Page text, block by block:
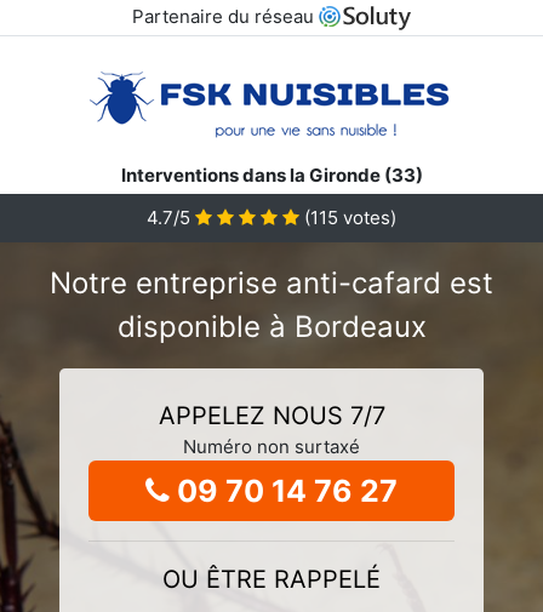
Partenaire du réseau
Interventions dans la Gironde (33)
4.7/5
(115 votes)
Notre entreprise anti-cafard est
disponible à Bordeaux
APPELEZ NOUS 7/7
Numéro non surtaxé
09 70 14 76 27
OU ÊTRE RAPPELÉ